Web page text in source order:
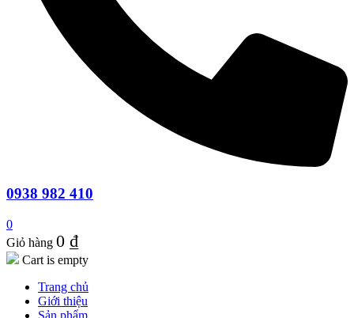
0938 982 410
0
Giỏ hàng 0 ₫
Cart is empty
Trang chủ
Giới thiệu
Sản phẩm